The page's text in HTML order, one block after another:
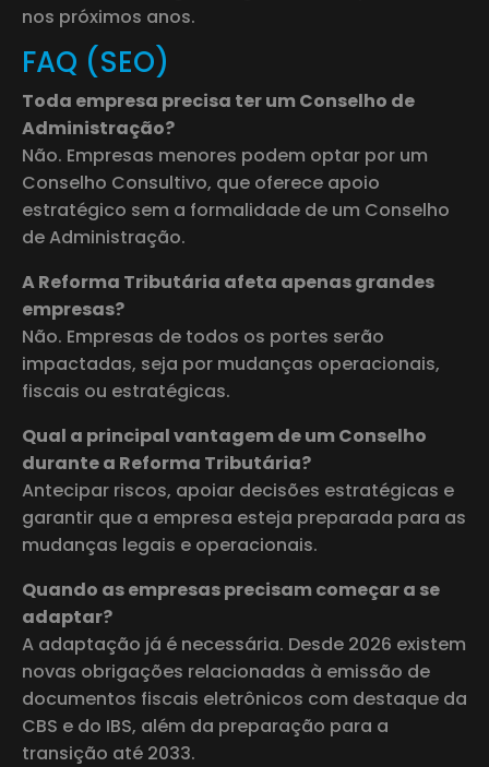
nos próximos anos.
FAQ (SEO)
Toda empresa precisa ter um Conselho de
Administração?
Não. Empresas menores podem optar por um
Conselho Consultivo, que oferece apoio
estratégico sem a formalidade de um Conselho
de Administração.
A Reforma Tributária afeta apenas grandes
empresas?
Não. Empresas de todos os portes serão
impactadas, seja por mudanças operacionais,
fiscais ou estratégicas.
Qual a principal vantagem de um Conselho
durante a Reforma Tributária?
Antecipar riscos, apoiar decisões estratégicas e
garantir que a empresa esteja preparada para as
mudanças legais e operacionais.
Quando as empresas precisam começar a se
adaptar?
A adaptação já é necessária. Desde 2026 existem
novas obrigações relacionadas à emissão de
documentos fiscais eletrônicos com destaque da
CBS e do IBS, além da preparação para a
transição até 2033.